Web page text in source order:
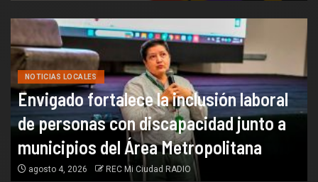
NOTICIAS LOCALES
Envigado fortalece la inclusión laboral
de personas con discapacidad junto a
municipios del Área Metropolitana
agosto 4, 2026 REC Mi Ciudad RADIO